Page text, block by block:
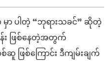
မှာ ပါတဲ့ “ဘုရားသခင်” ဆိုတဲ့
း ဖြစ်နေတဲ့အတွက်
ဖြစ်ကြောင်း ဒီကျမ်းချက်